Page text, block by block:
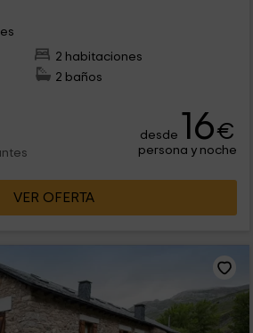
2 habitaciones
2 baños
desde 16€
persona y noche
VER OFERTA